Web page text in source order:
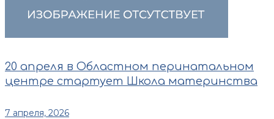
20 апреля в Областном перинатальном
центре стартует Школа материнства
7 апреля, 2026